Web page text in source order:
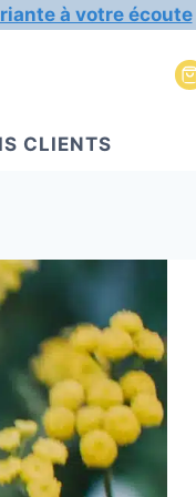
à votre écoute
CLIENTS